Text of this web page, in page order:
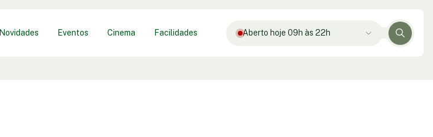
Novidades Eventos Cinema Facilidades Aberto hoje 09h às 22h